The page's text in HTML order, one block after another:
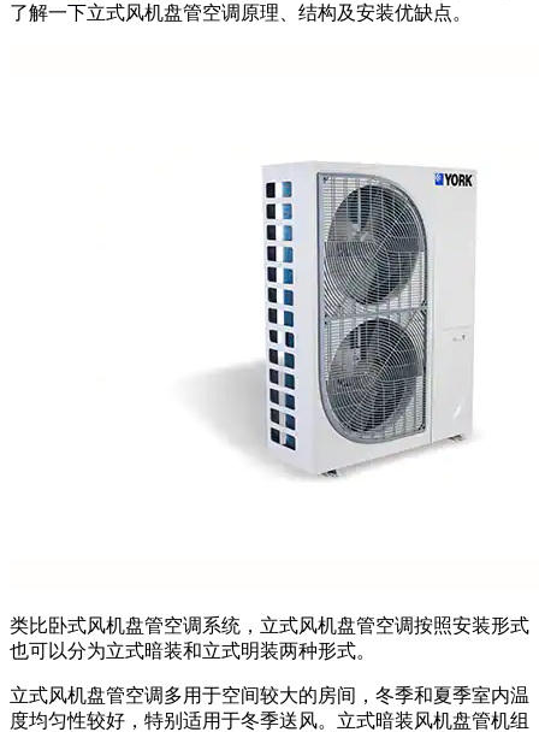
了解一下立式风机盘管空调原理、结构及安装优缺点。
类比卧式风机盘管空调系统，立式风机盘管空调按照安装形式
也可以分为立式暗装和立式明装两种形式。
立式风机盘管空调多用于空间较大的房间，冬季和夏季室内温
度均匀性较好，特别适用于冬季送风。立式暗装风机盘管机组